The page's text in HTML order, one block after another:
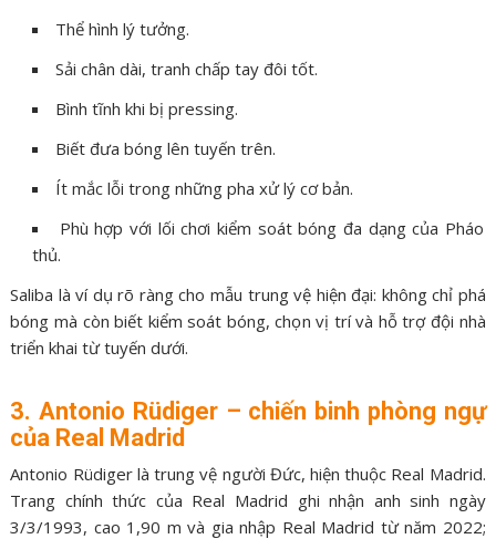
Thể hình lý tưởng.
Sải chân dài, tranh chấp tay đôi tốt.
Bình tĩnh khi bị pressing.
Biết đưa bóng lên tuyến trên.
Ít mắc lỗi trong những pha xử lý cơ bản.
Phù hợp với lối chơi kiểm soát bóng đa dạng của Pháo
thủ.
Saliba là ví dụ rõ ràng cho mẫu trung vệ hiện đại: không chỉ phá
bóng mà còn biết kiểm soát bóng, chọn vị trí và hỗ trợ đội nhà
triển khai từ tuyến dưới.
3. Antonio Rüdiger – chiến binh phòng ngự
của Real Madrid
Antonio Rüdiger là trung vệ người Đức, hiện thuộc Real Madrid.
Trang chính thức của Real Madrid ghi nhận anh sinh ngày
3/3/1993, cao 1,90 m và gia nhập Real Madrid từ năm 2022;